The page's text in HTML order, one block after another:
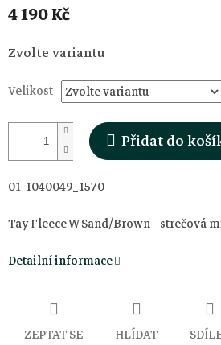
4 190 Kč
Měrná
cena:
Zvolte variantu
Velikost
Přidat do
01-1040049_1570
Tay Fleece W Sand/Brown - strečová
Detailní informace
ZEPTAT SE HLÍDAT